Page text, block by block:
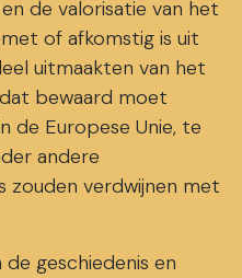
de valorisatie van het
of afkomstig is uit
uitmaakten van het
dat bewaard moet
de Europese Unie, te
andere
zouden verdwijnen met
geschiedenis en